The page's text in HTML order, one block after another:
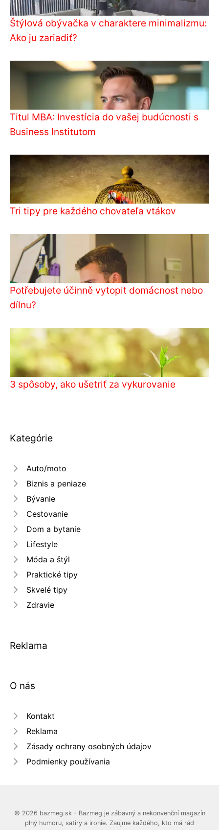
Štýlová obývačka v charaktere minimalizmu:
Ako ju zariadiť?
Titul MBA: Investícia do vašej budúcnosti s
Business Institutom
Tri tipy pre každého chovateľa vtákov
Potřebujete účinně vytopit domácnost nebo
dílnu?
3 spôsoby, ako ušetriť za vykurovanie
Kategórie
Auto/moto
Biznis a peniaze
Bývanie
Cestovanie
Dom a bytanie
Lifestyle
Móda a štýl
Praktické tipy
Skvelé tipy
Zdravie
Reklama
O nás
Kontakt
Reklama
Zásady ochrany osobných údajov
Podmienky používania
© 2026 bazmeg.sk - Bazmeg je zábavný a nekonvenční magazín
plný humoru, satiry a ironie. Zaujme každého, kto má rád